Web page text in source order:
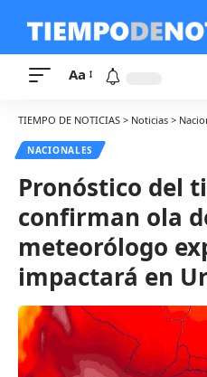
Aa
TIEMPO DE NOTICIAS > Noticias >
NACIONALES
Pronóstico del
confirman ola
meteorólogo
impactará en